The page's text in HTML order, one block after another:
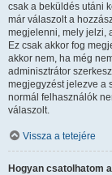
csak a beküldés utáni
már válaszolt a
megjelenni, mely jelzi,
Ez csak akkor fog
akkor nem, ha még
adminisztrátor
megjegyzést jelezve a
normál felhasználók
válaszolt.
Vissza a tetejére
Hogyan csatolhatom